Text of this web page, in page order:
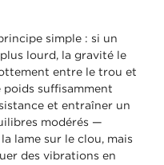
simple : si un
lourd, la gravité le
entre le trou et
poids suffisamment
et entraîner un
modérés —
lame sur le clou, mais
des vibrations en